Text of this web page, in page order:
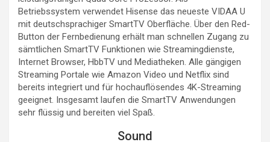
Betriebssystem verwendet Hisense das neueste VIDAA U
mit deutschsprachiger SmartTV Oberfläche. Über den Red-
Button der Fernbedienung erhält man schnellen Zugang zu
sämtlichen SmartTV Funktionen wie Streamingdienste,
Internet Browser, HbbTV und Mediatheken. Alle gängigen
Streaming Portale wie Amazon Video und Netflix sind
bereits integriert und für hochauflösendes 4K-Streaming
geeignet. Insgesamt laufen die SmartTV Anwendungen
sehr flüssig und bereiten viel Spaß.
Sound